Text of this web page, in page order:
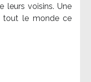
leurs voisins. Une
tout le monde ce